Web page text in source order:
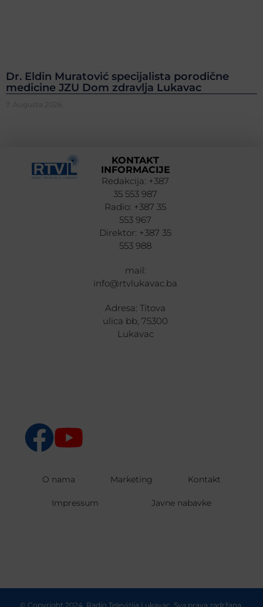
Dr. Eldin Muratović specijalista porodične
medicine JZU Dom zdravlja Lukavac
7. Augusta 2026.
KONTAKT
INFORMACIJE
Redakcija: +387
35 553 987
Radio: +387 35
553 967
Direktor: +387 35
553 988
mail:
info@rtvlukavac.ba
Adresa: Titova
ulica bb, 75300
Lukavac
O nama Marketing Kontakt
Impressum Javne nabavke
© Copyright 2024. Radio Televizija Lukavac. Sva prava zadržana.